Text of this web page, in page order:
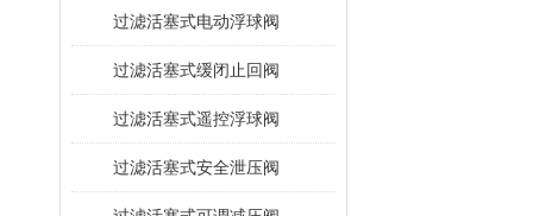
过滤活塞式电动浮球阀
过滤活塞式缓闭止回阀
过滤活塞式遥控浮球阀
过滤活塞式安全泄压阀